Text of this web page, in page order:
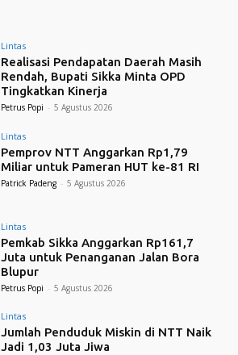
Lintas
Realisasi Pendapatan Daerah Masih
Rendah, Bupati Sikka Minta OPD
Tingkatkan Kinerja
Petrus Popi - 5 Agustus 2026
Lintas
Pemprov NTT Anggarkan Rp1,79
Miliar untuk Pameran HUT ke-81 RI
Patrick Padeng - 5 Agustus 2026
Lintas
Pemkab Sikka Anggarkan Rp161,7
Juta untuk Penanganan Jalan Bora
Blupur
Petrus Popi - 5 Agustus 2026
Lintas
Jumlah Penduduk Miskin di NTT Naik
Jadi 1,03 Juta Jiwa